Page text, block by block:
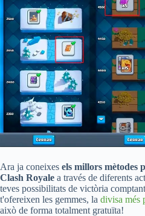
Ara ja coneixes els millors mètodes
Clash Royale a través de diferents
teves possibilitats de victòria
t'ofereixen les gemmes, la divisa més
això de forma totalment gratuïta!